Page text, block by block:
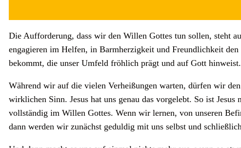
Die Aufforderung, dass wir den Willen Gottes tun sollen, steht
engagieren im Helfen, in Barmherzigkeit und Freundlichkeit
bekommt, die unser Umfeld fröhlich prägt und auf Gott hinweist.
Während wir auf die vielen Verheißungen warten, dürfen wir
wirklichen Sinn. Jesus hat uns genau das vorgelebt. So ist
vollständig im Willen Gottes. Wenn wir lernen, von unseren
dann werden wir zunächst geduldig mit uns selbst und